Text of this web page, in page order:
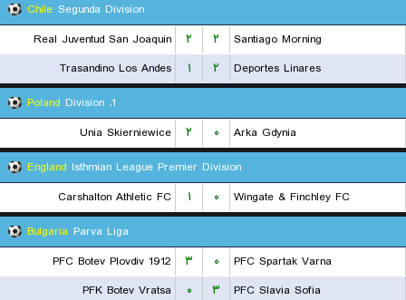
Chile Segunda Division
Real Juventud San Joaquin
۲ ۲
Santiago Morning
Trasandino Los Andes
۱ ۲
Deportes Linares
Poland
1. Division
Unia Skierniewice
۲ ۰
Arka Gdynia
England Isthmian League Premier Division
Carshalton Athletic FC
۱ ۰
Wingate & Finchley FC
Bulgaria Parva Liga
PFC Botev Plovdiv 1912
۳ ۰
PFC Spartak Varna
PFK Botev Vratsa
۰ ۳
PFC Slavia Sofia